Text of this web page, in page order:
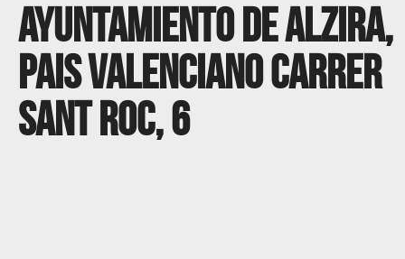
Ayuntamiento de Alzira,
Pais Valenciano Carrer
Sant Roc, 6